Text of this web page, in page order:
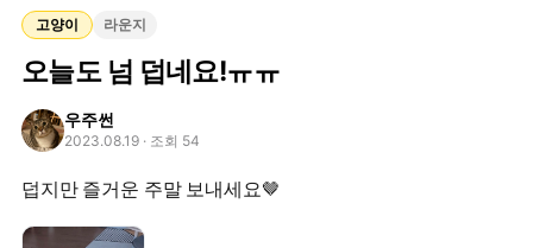
고양이 라운지
오늘도 넘 덥네요!ㅠㅠ
우주썬
2023.08.19 · 조회 54
덥지만 즐거운 주말 보내세요🤎